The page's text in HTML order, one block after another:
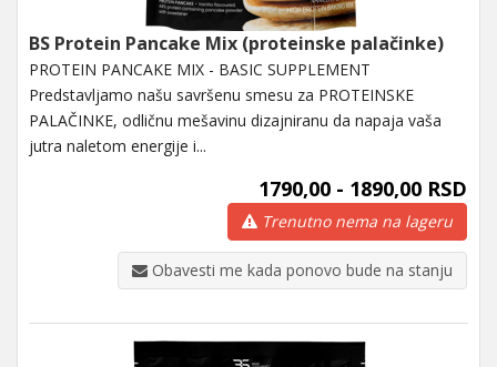
BS Protein Pancake Mix (proteinske palačinke)
PROTEIN PANCAKE MIX - BASIC SUPPLEMENT
Predstavljamo našu savršenu smesu za PROTEINSKE
PALAČINKE, odličnu mešavinu dizajniranu da napaja vaša
jutra naletom energije i...
1790,00 - 1890,00 RSD
Trenutno nema na lageru
Obavesti me kada ponovo bude na stanju